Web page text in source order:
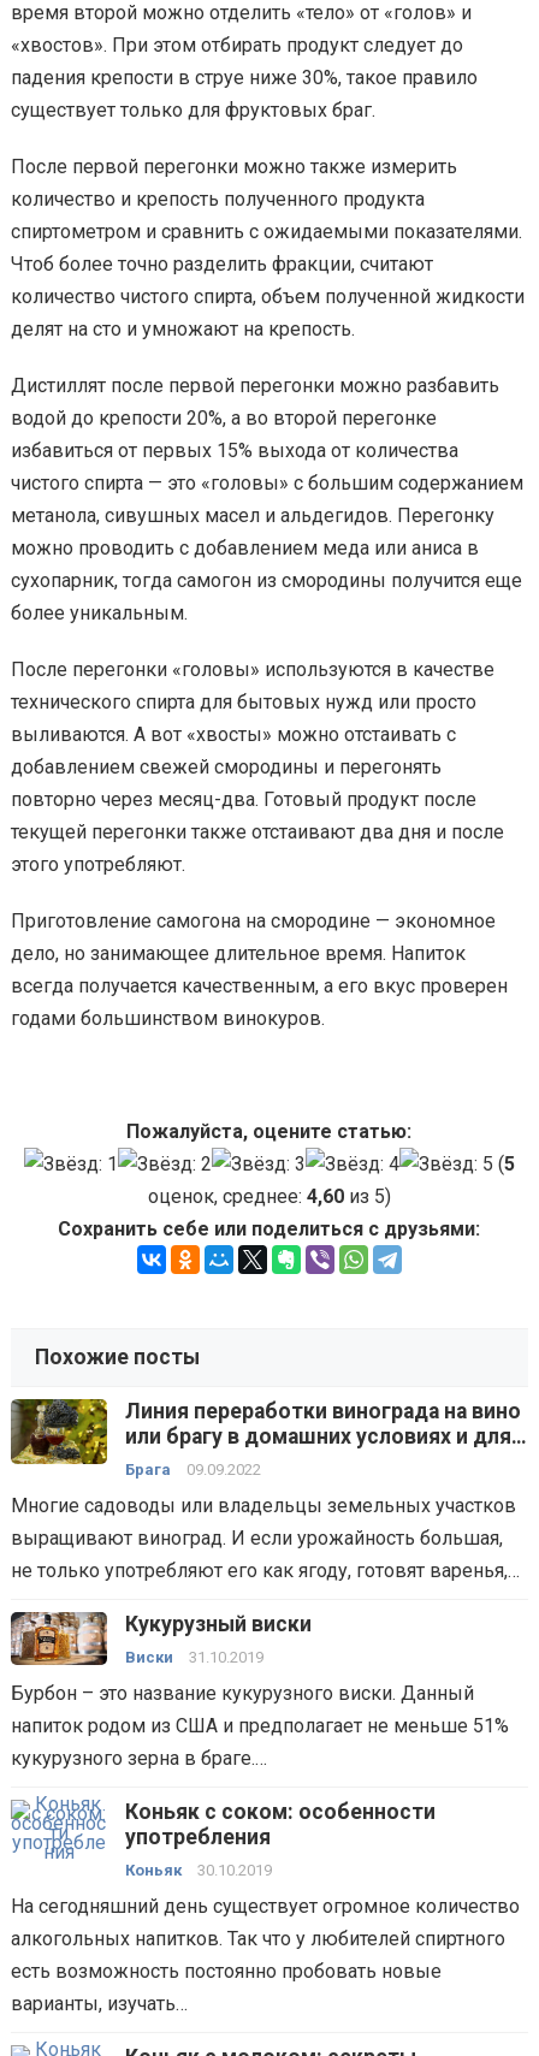
время второй можно отделить «тело» от «голов» и
«хвостов». При этом отбирать продукт следует до
падения крепости в струе ниже 30%, такое правило
существует только для фруктовых браг.
После первой перегонки можно также измерить
количество и крепость полученного продукта
спиртометром и сравнить с ожидаемыми показателями.
Чтоб более точно разделить фракции, считают
количество чистого спирта, объем полученной жидкости
делят на сто и умножают на крепость.
Дистиллят после первой перегонки можно разбавить
водой до крепости 20%, а во второй перегонке
избавиться от первых 15% выхода от количества
чистого спирта — это «головы» с большим содержанием
метанола, сивушных масел и альдегидов. Перегонку
можно проводить с добавлением меда или аниса в
сухопарник, тогда самогон из смородины получится еще
более уникальным.
После перегонки «головы» используются в качестве
технического спирта для бытовых нужд или просто
выливаются. А вот «хвосты» можно отстаивать с
добавлением свежей смородины и перегонять
повторно через месяц-два. Готовый продукт после
текущей перегонки также отстаивают два дня и после
этого употребляют.
Приготовление самогона на смородине — экономное
дело, но занимающее длительное время. Напиток
всегда получается качественным, а его вкус проверен
годами большинством винокуров.
Пожалуйста, оцените статью:
(5
оценок, среднее: 4,60из 5)
Сохранить себе или поделиться с друзьями:
Похожие посты
Линия переработки винограда на вино
или брагу в домашних условиях и для
малых производств — технологии,
Брага 09.09.2022
Многие садоводы или владельцы земельных участков
выращивают виноград. И если урожайность большая,
не только употребляют его как ягоду, готовят варенья,…
Кукурузный виски
Виски 31.10.2019
Бурбон – это название кукурузного виски. Данный
напиток родом из США и предполагает не меньше 51%
кукурузного зерна в браге.…
Коньяк с соком: особенности
употребления
Коньяк 30.10.2019
На сегодняшний день существует огромное количество
алкогольных напитков. Так что у любителей спиртного
есть возможность постоянно пробовать новые
варианты, изучать…